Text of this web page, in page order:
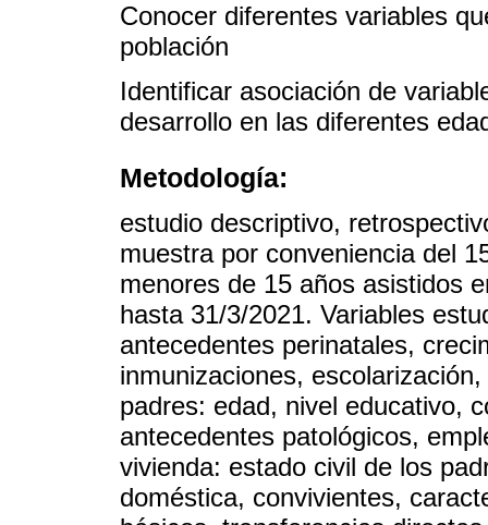
Conocer diferentes variables
población
Identificar asociación de
desarrollo en las diferentes
Metodología:
estudio descriptivo,
muestra por conveniencia del
menores de 15 años asistidos
hasta 31/3/2021. Variables
antecedentes perinatales,
inmunizaciones,
padres: edad, nivel educativo,
antecedentes patológicos,
vivienda: estado civil de los
doméstica, convivientes,